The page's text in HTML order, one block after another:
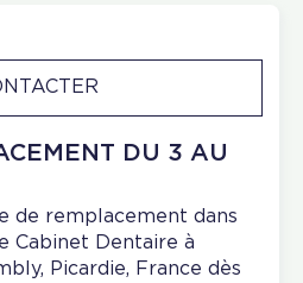
DU 3 AU
de remplacement dans
Cabinet Dentaire à
Picardie, France dès